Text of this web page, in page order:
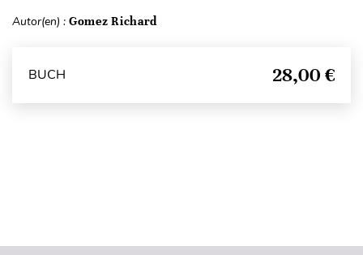
Autor(en) : Gomez Richard
BUCH 28,00 €